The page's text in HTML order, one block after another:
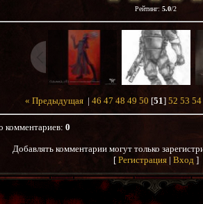
Рейтинг: 5.0/2
« Предыдущая | 46 47 48 49 50 [51] 52 53 54
комментариев: 0
Добавлять комментарии могут только
[ Регистрация | Вход ]